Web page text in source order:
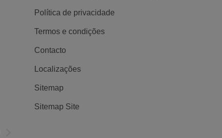
Empresas e Serviços
Política de privacidade
Termos e condições
Contacto
Localizações
Sitemap
Sitemap Site